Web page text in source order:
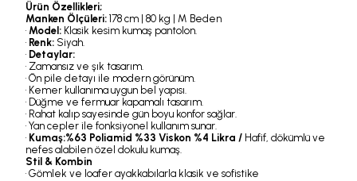
Ürün Özellikleri;
Manken Ölçüleri: 178 cm | 80 kg | M Beden
• Model: Klasik kesim kumaş pantolon.
• Renk: Siyah.
• Detaylar:
• Zamansız ve şık tasarım.
• Ön pile detayı ile modern görünüm.
• Kemer kullanıma uygun bel yapısı.
• Düğme ve fermuar kapamalı tasarım.
• Rahat kalıp sayesinde gün boyu konfor sağlar.
• Yan cepler ile fonksiyonel kullanım sunar.
• Kumaş:%63 Poliamid %33 Viskon %4 Likra / Hafif, dökümlü ve
nefes alabilen özel dokulu kumaş.
Stil & Kombin
• Gömlek ve loafer ayakkabılarla klasik ve sofistike